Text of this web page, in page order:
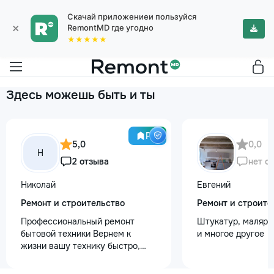
×
Скачай приложениеи пользуйся
RemontMD где угодно
★★★★★
Здесь можешь быть и ты
Pro
Н
5,0
2 отзыва
Николай
Ремонт и строительство
Профессиональный ремонт
бытовой техники Вернем к
жизни вашу технику быстро,
0,0
нет
Евгений
Ремонт и
Штукатур, маляр ,
и многое другое